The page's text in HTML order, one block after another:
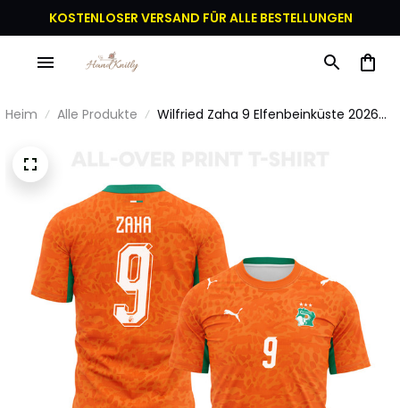
KOSTENLOSER VERSAND FÜR ALLE BESTELLUNGEN
Heim Alle Produkte
Wilfried Zaha 9 Elfenbeinküste 2026